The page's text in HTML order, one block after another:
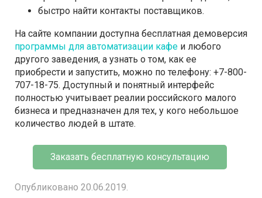
быстро найти контакты поставщиков.
На сайте компании доступна бесплатная демоверсия
программы для автоматизации кафе и любого
другого заведения, а узнать о том, как ее
приобрести и запустить, можно по телефону: +7-800-
707-18-75. Доступный и понятный интерфейс
полностью учитывает реалии российского малого
бизнеса и предназначен для тех, у кого небольшое
количество людей в штате.
Заказать бесплатную консультацию
Опубликовано 20.06.2019.